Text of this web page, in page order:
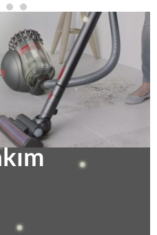
Bağcılar Electrolux Servisi